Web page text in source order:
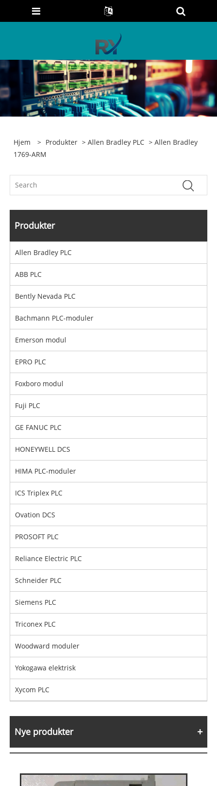
Hjem > Produkter >Allen Bradley PLC > Allen Bradley
1769-ARM
Produkter
Allen Bradley PLC
ABB PLC
Bently Nevada PLC
Bachmann PLC-moduler
Emerson modul
EPRO PLC
Foxboro modul
Fuji PLC
GE FANUC PLC
HONEYWELL DCS
HIMA PLC-moduler
ICS Triplex PLC
Ovation DCS
PROSOFT PLC
Reliance Electric PLC
Schneider PLC
Siemens PLC
Triconex PLC
Woodward moduler
Yokogawa elektrisk
Xycom PLC
Nye produkter